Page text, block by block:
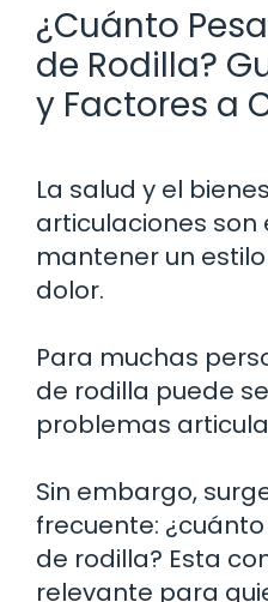
¿Cuánto
de Rodilla?
y Factores a
La salud y el
articulaciones son
mantener un
dolor.
Para muchas
de rodilla puede
problemas
Sin embargo,
frecuente:
de rodilla? Esta
relevante para